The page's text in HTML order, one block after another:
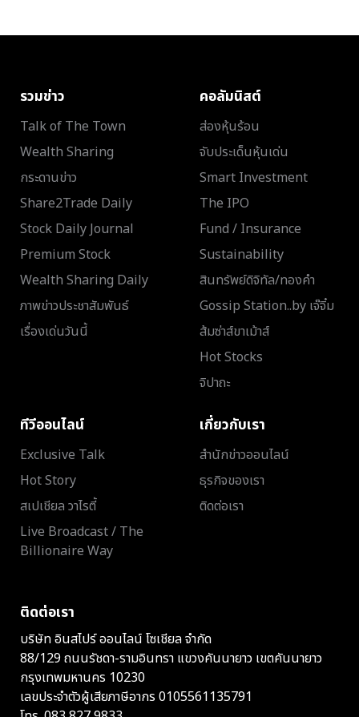
รวมข่าว
Talk of The Town
Wealth Sharing
กระดานข่าว
Share2Trade Daily
Stock Daily Journal
Premium Stock
Wealth Sharing Daily
ภาพข่าวประชาสัมพันธ์
เรื่องเด่นวันนี้
คอลัมนิสต์
ส่องหุ้นร้อน
จับประเด็นหุ้นเด่น
Smart Investment
The IPO
Fund / Insurance
Sustainability
สินทรัพย์ดิจิทัล/ทองคำ
Gossip Station..by เจ๊จิ๋ม
ส้มซ่าส์ขาเม้าส์
Hot Stocks
จิปาถะ
ทีวีออนไลน์
Exclusive Talk
Hot Story
สเปเชียล วาไรตี้
Live Broadcast / The
Billionaire Way
เกี่ยวกับเรา
สำนักข่าวออนไลน์
ธุรกิจของเรา
ติดต่อเรา
ติดต่อเรา
บริษัท อินสไปร์ ออนไลน์ โซเชียล จำกัด
88/129 ถนนรัชดา-รามอินทรา แขวงคันนายาว เขตคันนายาว
กรุงเทพมหานคร 10230
เลขประจำตัวผู้เสียภาษีอากร 0105561135791